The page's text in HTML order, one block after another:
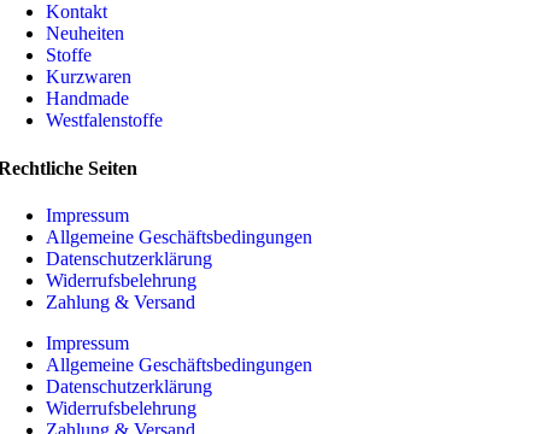
Kontakt
Neuheiten
Stoffe
Kurzwaren
Handmade
Westfalenstoffe
Seiten
Impressum
Allgemeine Geschäftsbedingungen
Datenschutzerklärung
Widerrufsbelehrung
Zahlung & Versand
Impressum
Allgemeine Geschäftsbedingungen
Datenschutzerklärung
Widerrufsbelehrung
Zahlung & Versand